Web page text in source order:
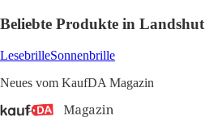
Beliebte Produkte in Landshut
LesebrilleSonnenbrille
Neues vom KaufDA Magazin